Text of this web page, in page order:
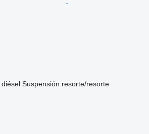
diésel Suspensión resorte/resorte